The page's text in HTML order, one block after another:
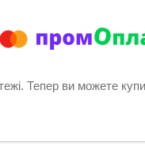
Тепер ви можете